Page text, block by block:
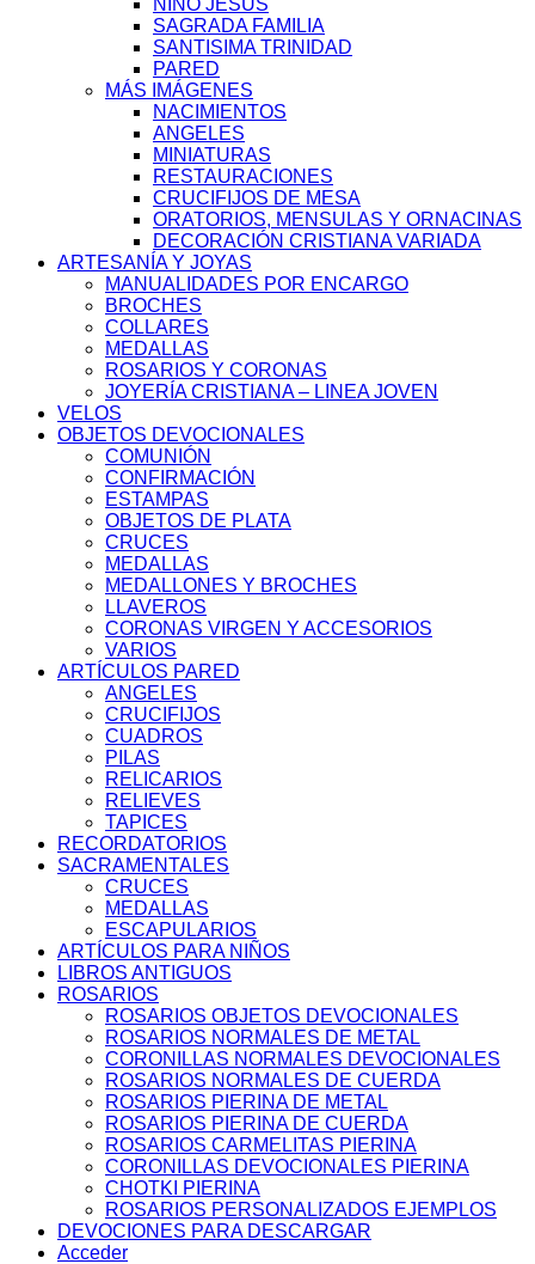
SAGRADA FAMILIA
SANTISIMA TRINIDAD
PARED
MÁS IMÁGENES
NACIMIENTOS
ANGELES
MINIATURAS
RESTAURACIONES
CRUCIFIJOS DE MESA
ORATORIOS, MENSULAS Y ORNACINAS
DECORACIÓN CRISTIANA VARIADA
ARTESANÍA Y JOYAS
MANUALIDADES POR ENCARGO
BROCHES
COLLARES
MEDALLAS
ROSARIOS Y CORONAS
JOYERÍA CRISTIANA – LINEA JOVEN
VELOS
OBJETOS DEVOCIONALES
COMUNIÓN
CONFIRMACIÓN
ESTAMPAS
OBJETOS DE PLATA
CRUCES
MEDALLAS
MEDALLONES Y BROCHES
LLAVEROS
CORONAS VIRGEN Y ACCESORIOS
VARIOS
ARTÍCULOS PARED
ANGELES
CRUCIFIJOS
CUADROS
PILAS
RELICARIOS
RELIEVES
TAPICES
RECORDATORIOS
SACRAMENTALES
CRUCES
MEDALLAS
ESCAPULARIOS
ARTÍCULOS PARA NIÑOS
LIBROS ANTIGUOS
ROSARIOS
ROSARIOS OBJETOS DEVOCIONALES
ROSARIOS NORMALES DE METAL
CORONILLAS NORMALES DEVOCIONALES
ROSARIOS NORMALES DE CUERDA
ROSARIOS PIERINA DE METAL
ROSARIOS PIERINA DE CUERDA
ROSARIOS CARMELITAS PIERINA
CORONILLAS DEVOCIONALES PIERINA
CHOTKI PIERINA
ROSARIOS PERSONALIZADOS EJEMPLOS
DEVOCIONES PARA DESCARGAR
Acceder